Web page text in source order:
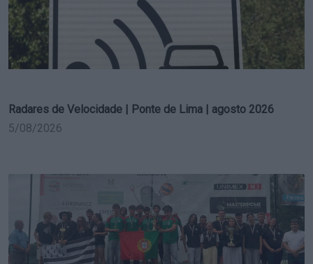
Radares de Velocidade | Ponte de Lima | agosto 2026
5/08/2026